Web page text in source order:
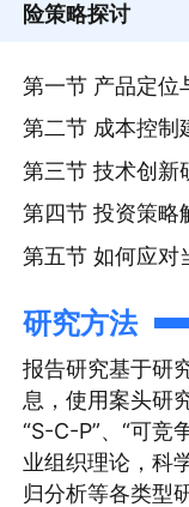
险策略探讨
第一节 产品定位
第二节 成本控制
第三节 技术创新
第四节 投资策略
第五节 如何应对
研究方法
报告研究基于研
息，使用案头研
“S-C-P”、“可竞
业组织理论，科
归分析等各类型